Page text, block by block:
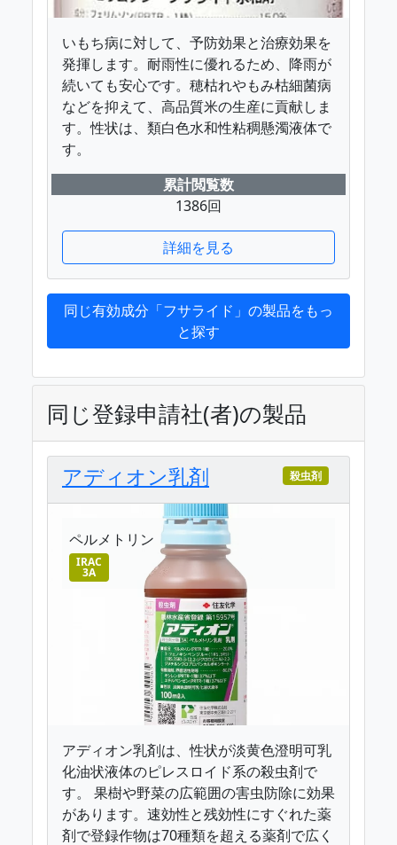
いもち病に対して、予防効果と治療効果を
発揮します。耐雨性に優れるため、降雨が
続いても安心です。穂枯れやもみ枯細菌病
などを抑えて、高品質米の生産に貢献しま
す。性状は、類白色水和性粘稠懸濁液体で
す。
累計閲覧数
1386回
詳細を見る
同じ有効成分「フサライド」の製品をもっ
と探す
同じ登録申請社(者)の製品
アディオン乳剤 殺虫剤
ペルメトリン
IRAC
3A
アディオン乳剤は、性状が淡黄色澄明可乳
化油状液体のピレスロイド系の殺虫剤で
す。 果樹や野菜の広範囲の害虫防除に効果
があります。速効性と残効性にすぐれた薬
剤で登録作物は70種類を超える薬剤で広く